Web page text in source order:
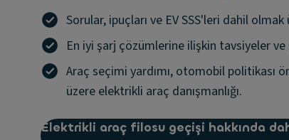
Sorular, ipuçları ve EV SSS'leri dahil
En iyi şarj çözümlerine ilişkin tavsiyeler
Araç seçimi yardımı, otomobil politikası
üzere elektrikli araç danışmanlığı.
Elektrikli araç filosu geçişi hakkında